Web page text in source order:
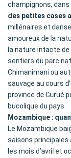
champignons, dans
des petites cases
millénaires et
amoureux de la
la nature intacte de
sentiers du parc
Chimanimani ou
sauvage au cours
province de Gurué
bucolique du pays.
Mozambique :
Le Mozambique
saisons principales
les mois d’avril et